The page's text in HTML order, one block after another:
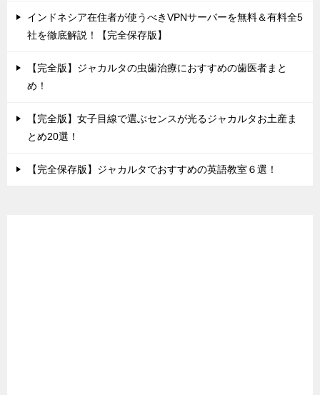
インドネシア在住者が使うべきVPNサーバーを無料＆有料全5
社を徹底解説！【完全保存版】
【完全版】ジャカルタの虫歯治療におすすめの歯医者まと
め！
【完全版】女子目線で選ぶセンスが光るジャカルタお土産ま
とめ20選！
【完全保存版】ジャカルタでおすすめの英語教室６選！